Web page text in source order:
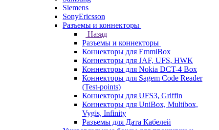
Siemens
SonyEricsson
Разъемы и коннекторы
Назад
Разъемы и коннекторы
Коннекторы для EmmiBox
Коннекторы для JAF, UFS, HWK
Коннекторы для Nokia DCT-4 Box
Коннекторы для Sagem Code Reader
(Test-points)
Коннекторы для UFS3, Griffin
Коннекторы для UniBox, Multibox,
Vygis, Infinity
Разъемы для Дата Кабелей